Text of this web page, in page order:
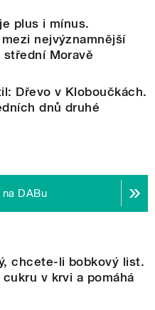
plus i mínus.
nejvýznamnější
střední Moravě
Dřevo v Kloboučkách.
dnů druhé
DABu
chcete-li bobkový list.
v krvi a pomáhá